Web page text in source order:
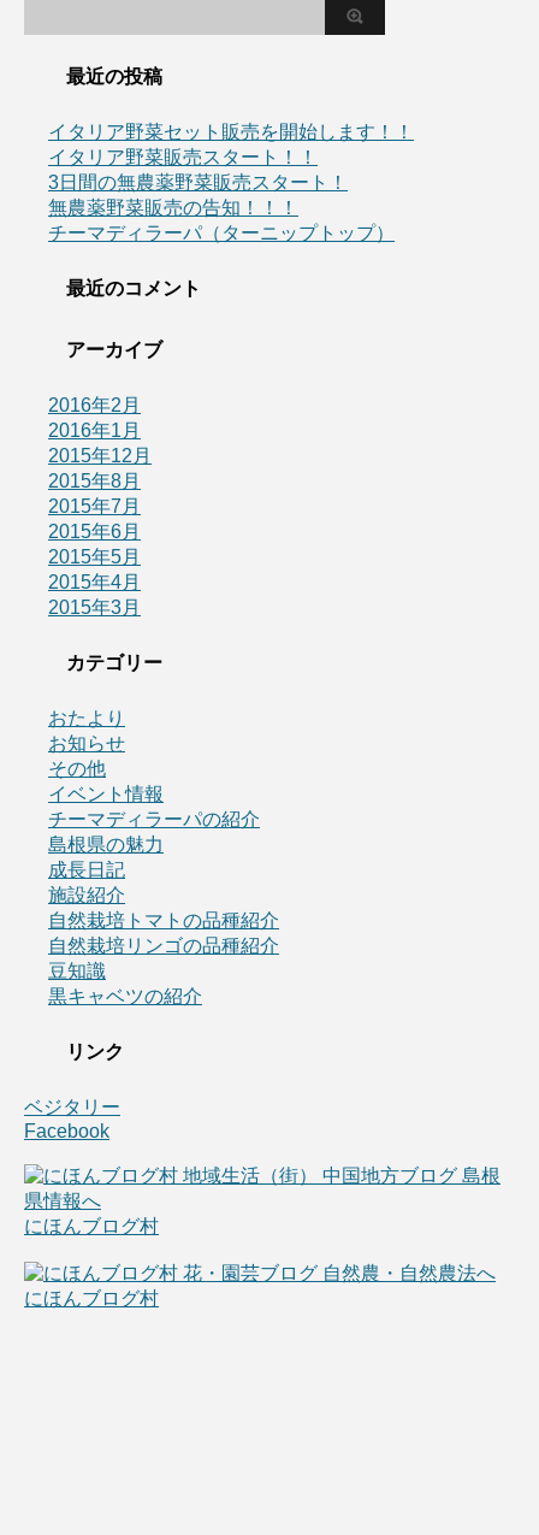
最近の投稿
イタリア野菜セット販売を開始します！！
イタリア野菜販売スタート！！
3日間の無農薬野菜販売スタート！
無農薬野菜販売の告知！！！
チーマディラーパ（ターニップトップ）
最近のコメント
アーカイブ
2016年2月
2016年1月
2015年12月
2015年8月
2015年7月
2015年6月
2015年5月
2015年4月
2015年3月
カテゴリー
おたより
お知らせ
その他
イベント情報
チーマディラーパの紹介
島根県の魅力
成長日記
施設紹介
自然栽培トマトの品種紹介
自然栽培リンゴの品種紹介
豆知識
黒キャベツの紹介
リンク
ベジタリー
Facebook
にほんブログ村
にほんブログ村